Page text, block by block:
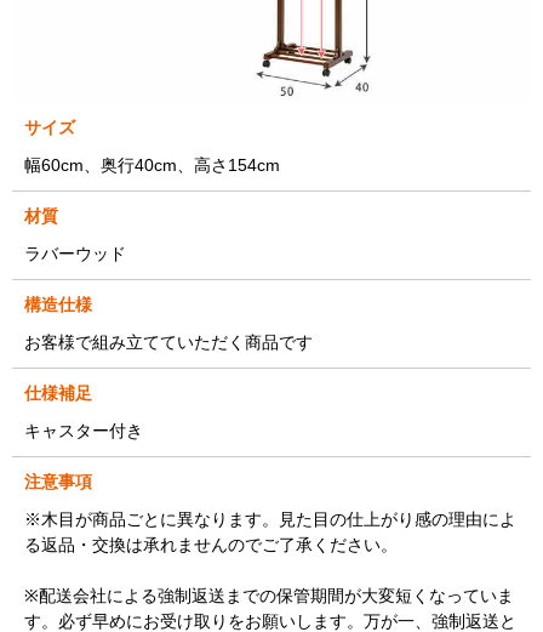
サイズ
幅60cm、奥行40cm、高さ154cm
材質
ラバーウッド
構造仕様
お客様で組み立てていただく商品です
仕様補足
キャスター付き
注意事項
※木目が商品ごとに異なります。見た目の仕上がり感の理由によ
る返品・交換は承れませんのでご了承ください。
※配送会社による強制返送までの保管期間が大変短くなっていま
す。必ず早めにお受け取りをお願いします。万が一、強制返送と